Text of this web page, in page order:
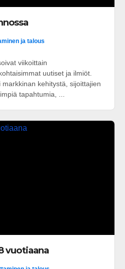
ja talous
viikoittain
uutiset ja ilmiöt.
kehitystä, sijoittajien
tapahtumia, ...
vuotiaana